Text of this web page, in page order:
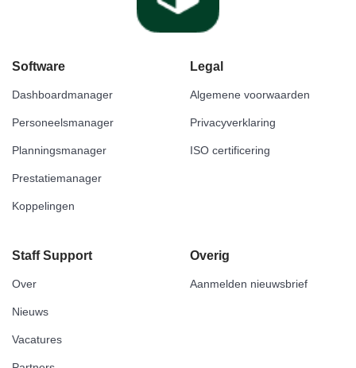
Software
Dashboardmanager
Personeelsmanager
Planningsmanager
Prestatiemanager
Koppelingen
Legal
Algemene voorwaarden
Privacyverklaring
ISO certificering
Staff Support
Over
Nieuws
Vacatures
Overig
Aanmelden nieuwsbrief